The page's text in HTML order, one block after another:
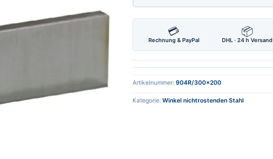
💳
Rechnung & PayPal
📦
DHL · 24 h Versand
Artikelnummer: 904R/300x200
Kategorie: Winkel nichtrostenden Stahl